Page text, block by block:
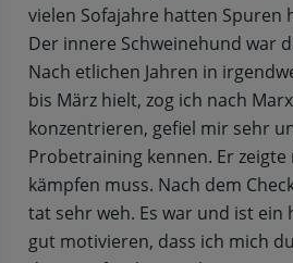
vielen Sofajahre hatten
Der innere Schweinehund war
Nach etlichen Jahren in
bis März hielt, zog ich nach
konzentrieren, gefiel mir sehr
Probetraining kennen. Er
kämpfen muss. Nach dem
tat sehr weh. Es war und ist ein
gut motivieren, dass ich mich